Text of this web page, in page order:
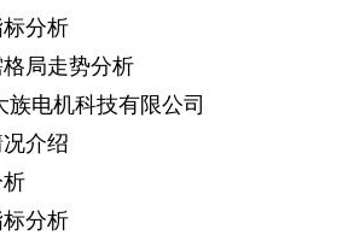
分析
局走势分析
族电机科技有限公司
介绍
分析